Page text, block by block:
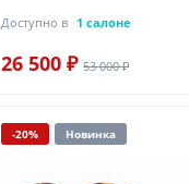
Доступно в 1 салоне
26 500 ₽ 53 000 ₽
-20% Новинка